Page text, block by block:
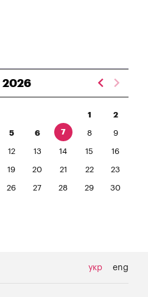
2026
1 2
5 6 7 8 9
12 13 14 15 16
19 20 21 22 23
26 27 28 29 30
укр eng